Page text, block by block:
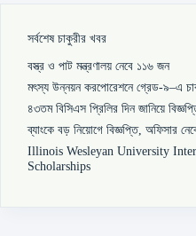
সর্বশেষ চাকুরীর খবর
বস্ত্র ও পাট মন্ত্রণালয় নেবে ১১৬ জন
মৎস্য উন্নয়ন করপোরেশনে গ্রেড-৯–এ
৪৩তম বিসিএস প্রিলির দিন জানিয়ে
ব্যাংকে বড় নিয়োগে বিজ্ঞপ্তি, অফিসার
Illinois Wesleyan University
Scholarships